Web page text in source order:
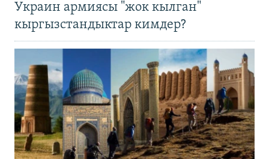
Украин армиясы "жок кылган"
кыргызстандыктар кимдер?